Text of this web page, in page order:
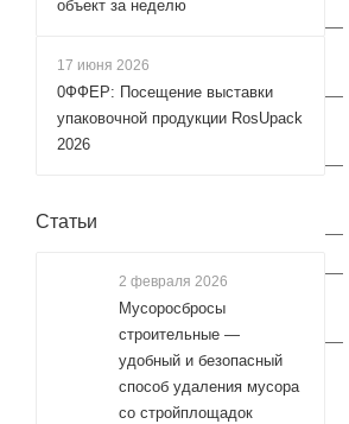
объект за неделю
17 июня 2026
0ФФЕР: Посещение выставки
упаковочной продукции RosUpack
2026
Статьи
2 февраля 2026
Мусоросбросы
строительные —
удобный и безопасный
способ удаления мусора
со стройплощадок